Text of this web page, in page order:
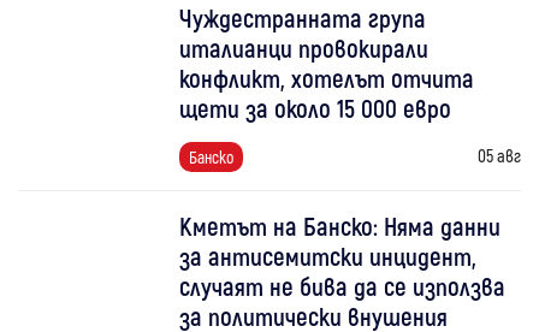
Чуждестранната група
италианци провокирали
конфликт, хотелът отчита
щети за около 15 000 евро
Банско 05 авг
Кметът на Банско: Няма данни
за антисемитски инцидент,
случаят не бива да се използва
за политически внушения